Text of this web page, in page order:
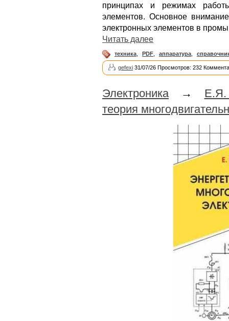
принципах и режимах
элементов. Основное
электронных элементов в
Читать далее
техника PDF аппаратура
gefexi 31/07/26 Просмотров: 232
Электроника → Е.Я.
теория